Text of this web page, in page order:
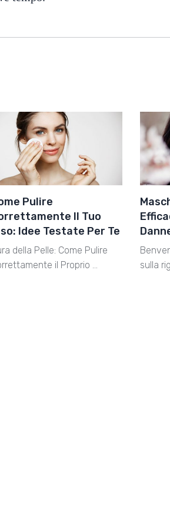
Pulire
Il Tuo
Idee Testate Per Te
della Pelle: Come Pulire
il Proprio …
sulla